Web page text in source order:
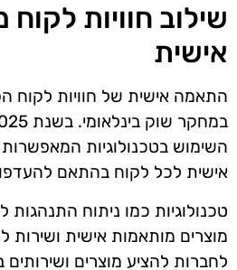
שילוב חוויות
אישית
התאמה אישית של חוויות לקוח
השימוש בטכנולוגיות המאפשרות
אישית לכל לקוח בהתאם
טכנולוגיות כמו ניתוח
מוצרים מותאמות אישית ושירות
לחברות להציע מוצרים ושירותים